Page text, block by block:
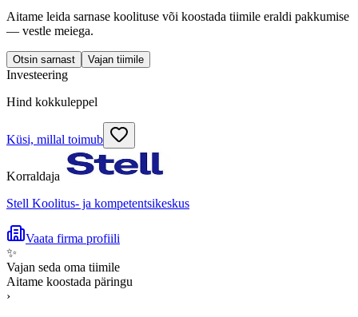
Aitame leida sarnase koolituse või koostada tiimile eraldi pakkumise
— vestle meiega.
Otsin sarnast Vajan tiimile
Investeering
Hind kokkuleppel
Küsi, millal toimub
Korraldaja
Stell Koolitus- ja kompetentsikeskus
Vaata firma profiili
✨
Vajan seda oma tiimile
Aitame koostada päringu
›